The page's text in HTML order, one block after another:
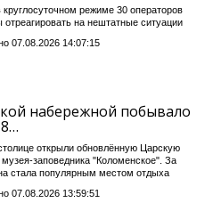
режиме 30 операторов
отреагировать на нештатные ситуации
07.08.2026 14:07:15
набережной побывало
открыли обновлённую Царскую
заповедника "Коломенское". За
стала популярным местом отдыха
07.08.2026 13:59:51